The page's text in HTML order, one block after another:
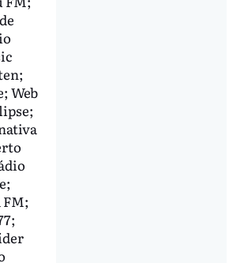
Web
FM;